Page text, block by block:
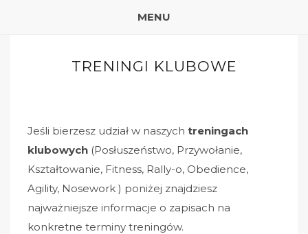
MENU
TRENINGI KLUBOWE
Jeśli bierzesz udział w naszych treningach
klubowych (Posłuszeństwo, Przywołanie,
Kształtowanie, Fitness, Rally-o, Obedience,
Agility, Nosework ) poniżej znajdziesz
najważniejsze informacje o zapisach na
konkretne terminy treningów.